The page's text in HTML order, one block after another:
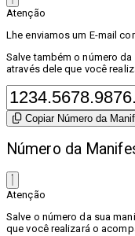
Atenção
Lhe enviamos um E-mail
Salve também o número
através dele que você
Copiar Número da
Número da
Atenção
Salve o número da sua
que você realizará o